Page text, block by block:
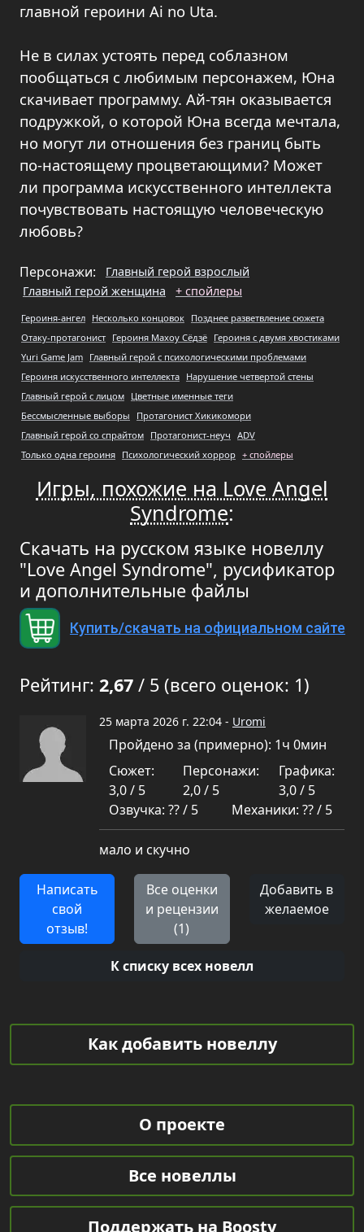
главной героини Ai no Uta.
Не в силах устоять перед соблазном
пообщаться с любимым персонажем, Юна
скачивает программу. Ай-тян оказывается
подружкой, о которой Юна всегда мечтала,
но могут ли отношения без границ быть
по-настоящему процветающими? Может
ли программа искусственного интеллекта
почувствовать настоящую человеческую
любовь?
Персонажи:
Главный герой взрослый
Главный герой женщина
+ спойлеры
Героиня-ангел Несколько концовок Позднее разветвление сюжета
Отаку-протагонист Героиня Махоу Сёдзё Героиня с двумя хвостиками
Yuri Game Jam Главный герой с психологическими проблемами
Героиня искусственного интеллекта Нарушение четвертой стены
Главный герой с лицом Цветные именные теги
Бессмысленные выборы
Протагонист Хикикомори
Главный герой со спрайтом Протагонист-неуч ADV
Только одна героиня Психологический хоррор + спойлеры
Игры, похожие на Love Angel
Syndrome:
Скачать на русском языке новеллу
"Love Angel Syndrome", русификатор
и дополнительные файлы
Купить/скачать на официальном сайте
Рейтинг: 2,67 / 5 (всего оценок: 1)
25 марта 2026 г. 22:04 - Uromi
Пройдено за (примерно): 1ч 0мин
Сюжет:
3,0 / 5
Персонажи:
2,0 / 5
Графика:
3,0 / 5
Озвучка: ?? / 5
Механики: ?? / 5
мало и скучно
Написать
свой
отзыв!
Все оценки
и рецензии
(1)
Добавить в
желаемое
К списку всех новелл
Как добавить новеллу
О проекте
Все новеллы
Поддержать на Boosty